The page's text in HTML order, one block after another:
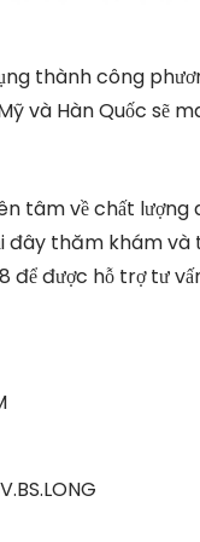
thành công
và Hàn Quốc sẽ
tâm về chất lượng
đây thăm khám và
được hỗ trợ tư